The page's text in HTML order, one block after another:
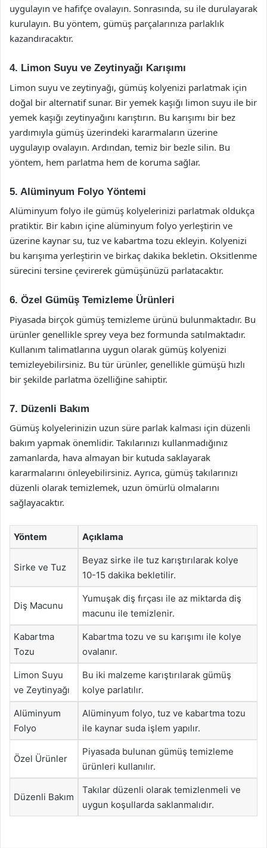
uygulayın ve hafifçe ovalayın. Sonrasında, su ile durulayarak
kurulayın. Bu yöntem, gümüş parçalarınıza parlaklık
kazandıracaktır.
4. Limon Suyu ve Zeytinyağı Karışımı
Limon suyu ve zeytinyağı, gümüş kolyenizi parlatmak için
doğal bir alternatif sunar. Bir yemek kaşığı limon suyu ile bir
yemek kaşığı zeytinyağını karıştırın. Bu karışımı bir bez
yardımıyla gümüş üzerindeki kararmaların üzerine
uygulayıp ovalayın. Ardından, temiz bir bezle silin. Bu
yöntem, hem parlatma hem de koruma sağlar.
5. Alüminyum Folyo Yöntemi
Alüminyum folyo ile gümüş kolyelerinizi parlatmak oldukça
pratiktir. Bir kabın içine alüminyum folyo yerleştirin ve
üzerine kaynar su, tuz ve kabartma tozu ekleyin. Kolyenizi
bu karışıma yerleştirin ve birkaç dakika bekletin. Oksitlenme
sürecini tersine çevirerek gümüşünüzü parlatacaktır.
6. Özel Gümüş Temizleme Ürünleri
Piyasada birçok gümüş temizleme ürünü bulunmaktadır. Bu
ürünler genellikle sprey veya bez formunda satılmaktadır.
Kullanım talimatlarına uygun olarak gümüş kolyenizi
temizleyebilirsiniz. Bu tür ürünler, genellikle gümüşü hızlı
bir şekilde parlatma özelliğine sahiptir.
7. Düzenli Bakım
Gümüş kolyelerinizin uzun süre parlak kalması için düzenli
bakım yapmak önemlidir. Takılarınızı kullanmadığınız
zamanlarda, hava almayan bir kutuda saklayarak
kararmalarını önleyebilirsiniz. Ayrıca, gümüş takılarınızı
düzenli olarak temizlemek, uzun ömürlü olmalarını
sağlayacaktır.
Yöntem Açıklama
Sirke ve Tuz
Beyaz sirke ile tuz karıştırılarak kolye
10-15 dakika bekletilir.
Diş Macunu
Yumuşak diş fırçası ile az miktarda diş
macunu ile temizlenir.
Kabartma
Tozu
Kabartma tozu ve su karışımı ile kolye
ovalanır.
Limon Suyu
ve Zeytinyağı
Bu iki malzeme karıştırılarak gümüş
kolye parlatılır.
Alüminyum
Folyo
Alüminyum folyo, tuz ve kabartma tozu
ile kaynar suda işlem yapılır.
Özel Ürünler
Piyasada bulunan gümüş temizleme
ürünleri kullanılır.
Düzenli Bakım
Takılar düzenli olarak temizlenmeli ve
uygun koşullarda saklanmalıdır.